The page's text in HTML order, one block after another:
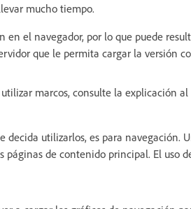
mucho tiempo.
en el navegador, por lo que puede
que le permita cargar la versión
marcos, consulte la explicación
decida utilizarlos, es para
de contenido principal. El uso